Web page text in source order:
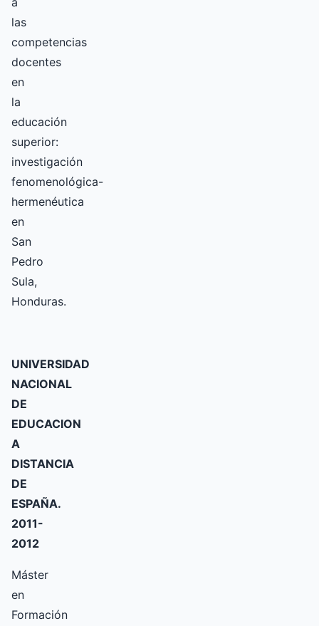
las
competencias
docentes
en
la
educación
superior:
investigación
fenomenológica-
hermenéutica
en
San
Pedro
Sula,
Honduras.
UNIVERSIDAD
NACIONAL
DE
EDUCACION
A
DISTANCIA
DE
ESPAÑA.
2011-
2012
Máster
en
Formación